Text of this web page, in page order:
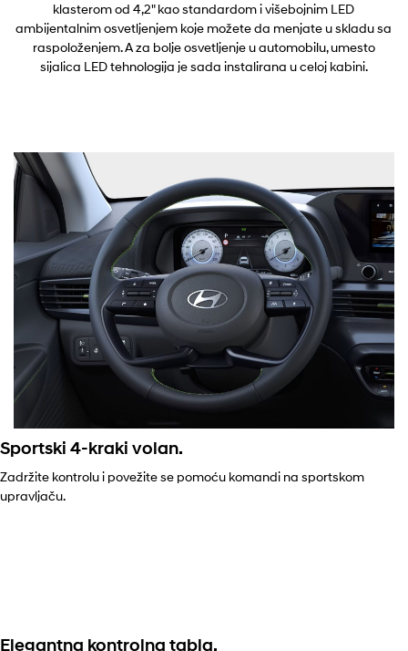
klasterom od 4,2" kao standardom i višebojnim LED
ambijentalnim osvetljenjem koje možete da menjate u skladu sa
raspoloženjem. A za bolje osvetljenje u automobilu, umesto
sijalica LED tehnologija je sada instalirana u celoj kabini.
Sportski 4-kraki volan.
Zadržite kontrolu i povežite se pomoću komandi na sportskom
upravljaču.
Elegantna kontrolna tabla.